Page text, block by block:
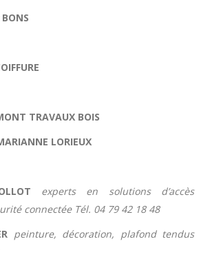
TRAVAUX BOIS
LORIEUX
experts en solutions d’accès
connectée Tél. 04 79 42 18 48
peinture, décoration, plafond tendus